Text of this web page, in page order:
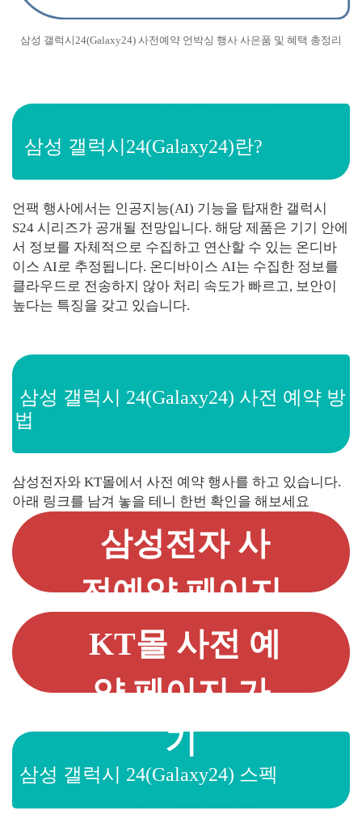
삼성 갤럭시24(Galaxy24) 사전예약 언박싱 행사 사은품 및 혜택 총정리
삼성 갤럭시24(Galaxy24)란?
언팩 행사에서는 인공지능(AI) 기능을 탑재한 갤럭시
S24 시리즈가 공개될 전망입니다. 해당 제품은 기기 안에
서 정보를 자체적으로 수집하고 연산할 수 있는 온디바
이스 AI로 추정됩니다. 온디바이스 AI는 수집한 정보를
클라우드로 전송하지 않아 처리 속도가 빠르고, 보안이
높다는 특징을 갖고 있습니다.
삼성 갤럭시 24(Galaxy24) 사전 예약 방
법
삼성전자와 KT몰에서 사전 예약 행사를 하고 있습니다.
아래 링크를 남겨 놓을 테니 한번 확인을 해보세요
삼성전자 사
전예약 페이지
가기
KT몰 사전 예
약 페이지 가
기
삼성 갤럭시 24(Galaxy24) 스펙